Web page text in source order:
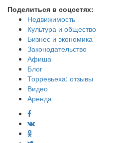
Поделиться в соцсетях:
Недвижимость
Культура и общество
Бизнес и экономика
Законодательство
Афиша
Блог
Торревьеха: отзывы
Видео
Аренда